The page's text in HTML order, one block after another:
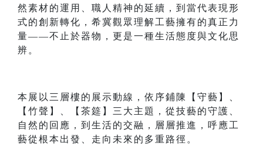
然素材的運用、職人精神的延續，到當代表現形
式的創新轉化，希冀觀眾理解工藝擁有的真正力
量——不止於器物，更是一種生活態度與文化思
辨。
本展以三層樓的展示動線，依序鋪陳【守藝】、
【竹聲】、【茶筵】三大主題，從技藝的守護、
自然的回應，到生活的交融，層層推進，呼應工
藝從根本出發、走向未來的多重路徑。